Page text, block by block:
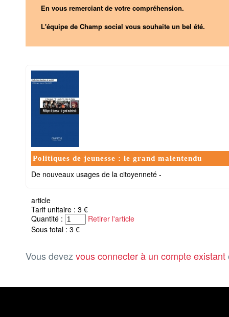
En vous remerciant de votre compréhension.
L'équipe de Champ social vous souhaite un bel été.
Politiques de jeunesse : le grand malentendu
De nouveaux usages de la citoyenneté -
article
Tarif unitaire : 3 €
Quantité :
Retirer l'article
Sous total : 3 €
Vous devez vous connecter à un compte existant